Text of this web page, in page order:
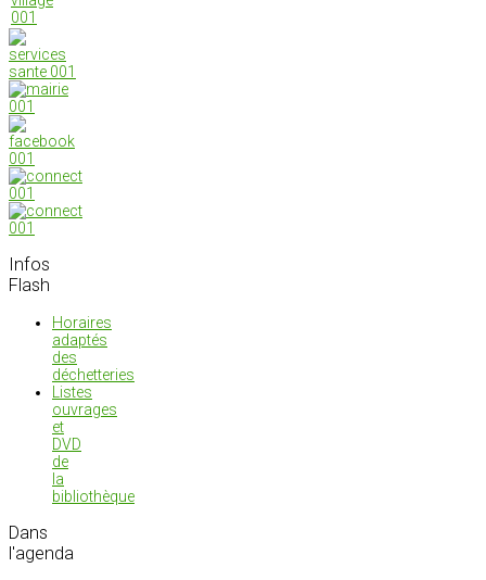
Infos
Flash
Horaires
adaptés
des
déchetteries
Listes
ouvrages
et
DVD
de
la
bibliothèque
Dans
l'agenda